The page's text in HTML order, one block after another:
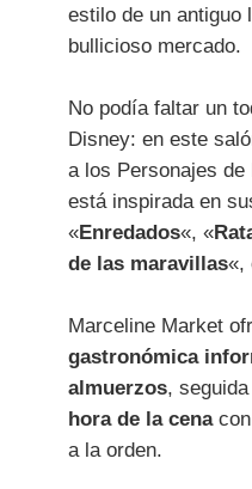
estilo de un antiguo
bullicioso mercado.
No podía faltar un
Disney: en este
a los Personajes
está inspirada en
«Enredados«, «
de las maravillas«,
Marceline Market
gastronómica
almuerzos,
hora de la cenacon
a la orden.